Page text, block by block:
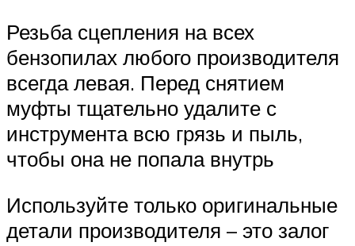
Резьба сцепления на всех
бензопилах любого производителя
всегда левая. Перед снятием
муфты тщательно удалите с
инструмента всю грязь и пыль,
чтобы она не попала внутрь
Используйте только оригинальные
детали производителя – это залог